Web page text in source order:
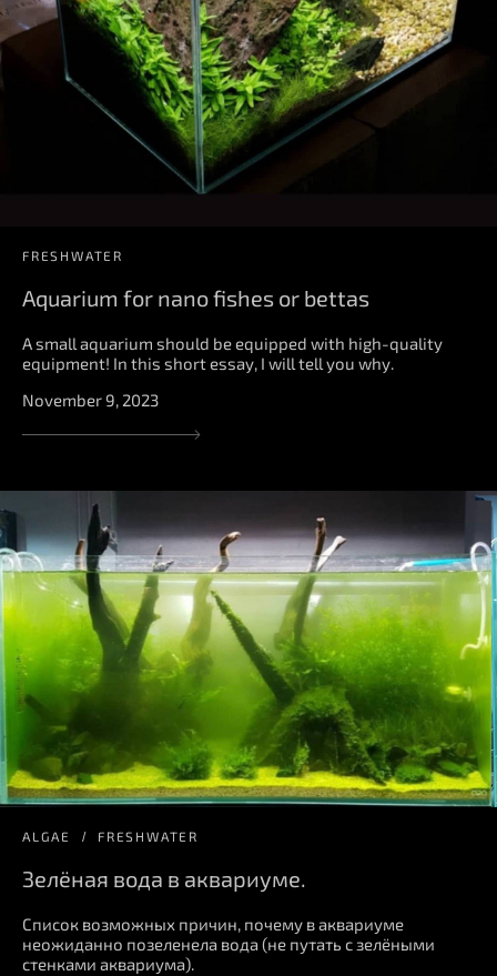
FRESHWATER
Aquarium for nano fishes or bettas
A small aquarium should be equipped with high-quality
equipment! In this short essay, I will tell you why.
November 9, 2023
ALGAE FRESHWATER
Зелёная вода в аквариуме.
Список возможных причин, почему в аквариуме
неожиданно позеленела вода (не путать с зелёными
стенками аквариума).